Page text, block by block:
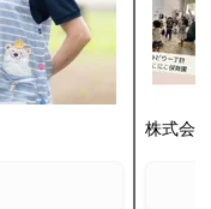
株式会